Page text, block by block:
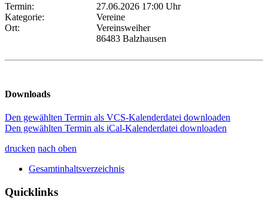
Termin:
27.06.2026 17:00 Uhr
Kategorie:
Vereine
Ort:
Vereinsweiher
86483 Balzhausen
Downloads
Den gewählten Termin als VCS-Kalenderdatei downloaden
Den gewählten Termin als iCal-Kalenderdatei downloaden
drucken nach oben
Gesamtinhaltsverzeichnis
Quicklinks